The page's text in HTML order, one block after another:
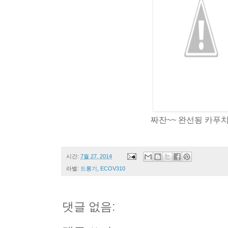
짜잔~~ 완선됭 카푸
시간: 7월 27, 2014
라벨: 드롱기 ECOV310
댓글 없음: